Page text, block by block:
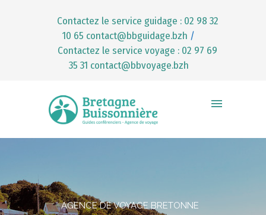
Contactez le service guidage : 02 98 32
10 65 contact@bbguidage.bzh /
Contactez le service voyage : 02 97 69
35 31 contact@bbvoyage.bzh
AGENCE DE VOYAGE BRETONNE